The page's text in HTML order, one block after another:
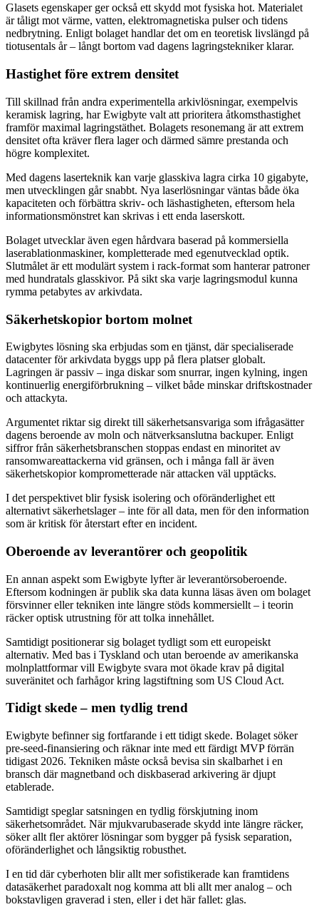
Glasets egenskaper ger också ett skydd mot fysiska hot. Materialet
är tåligt mot värme, vatten, elektromagnetiska pulser och tidens
nedbrytning. Enligt bolaget handlar det om en teoretisk livslängd på
tiotusentals år – långt bortom vad dagens lagringstekniker klarar.
Hastighet före extrem densitet
Till skillnad från andra experimentella arkivlösningar, exempelvis
keramisk lagring, har Ewigbyte valt att prioritera åtkomsthastighet
framför maximal lagringstäthet. Bolagets resonemang är att extrem
densitet ofta kräver flera lager och därmed sämre prestanda och
högre komplexitet.
Med dagens laserteknik kan varje glasskiva lagra cirka 10 gigabyte,
men utvecklingen går snabbt. Nya laserlösningar väntas både öka
kapaciteten och förbättra skriv- och läshastigheten, eftersom hela
informationsmönstret kan skrivas i ett enda laserskott.
Bolaget utvecklar även egen hårdvara baserad på kommersiella
laserablationmaskiner, kompletterade med egenutvecklad optik.
Slutmålet är ett modulärt system i rack-format som hanterar patroner
med hundratals glasskivor. På sikt ska varje lagringsmodul kunna
rymma petabytes av arkivdata.
Säkerhetskopior bortom molnet
Ewigbytes lösning ska erbjudas som en tjänst, där specialiserade
datacenter för arkivdata byggs upp på flera platser globalt.
Lagringen är passiv – inga diskar som snurrar, ingen kylning, ingen
kontinuerlig energiförbrukning – vilket både minskar driftskostnader
och attackyta.
Argumentet riktar sig direkt till säkerhetsansvariga som ifrågasätter
dagens beroende av moln och nätverksanslutna backuper. Enligt
siffror från säkerhetsbranschen stoppas endast en minoritet av
ransomwareattackerna vid gränsen, och i många fall är även
säkerhetskopior komprometterade när attacken väl upptäcks.
I det perspektivet blir fysisk isolering och oföränderlighet ett
alternativt säkerhetslager – inte för all data, men för den information
som är kritisk för återstart efter en incident.
Oberoende av leverantörer och geopolitik
En annan aspekt som Ewigbyte lyfter är leverantörsoberoende.
Eftersom kodningen är publik ska data kunna läsas även om bolaget
försvinner eller tekniken inte längre stöds kommersiellt – i teorin
räcker optisk utrustning för att tolka innehållet.
Samtidigt positionerar sig bolaget tydligt som ett europeiskt
alternativ. Med bas i Tyskland och utan beroende av amerikanska
molnplattformar vill Ewigbyte svara mot ökade krav på digital
suveränitet och farhågor kring lagstiftning som US Cloud Act.
Tidigt skede – men tydlig trend
Ewigbyte befinner sig fortfarande i ett tidigt skede. Bolaget söker
pre-seed-finansiering och räknar inte med ett färdigt MVP förrän
tidigast 2026. Tekniken måste också bevisa sin skalbarhet i en
bransch där magnetband och diskbaserad arkivering är djupt
etablerade.
Samtidigt speglar satsningen en tydlig förskjutning inom
säkerhetsområdet. När mjukvarubaserade skydd inte längre räcker,
söker allt fler aktörer lösningar som bygger på fysisk separation,
oföränderlighet och långsiktig robusthet.
I en tid där cyberhoten blir allt mer sofistikerade kan framtidens
datasäkerhet paradoxalt nog komma att bli allt mer analog – och
bokstavligen graverad i sten, eller i det här fallet: glas.